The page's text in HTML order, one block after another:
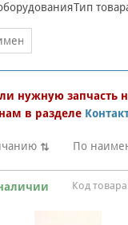
Тип
нужную запчасть
в разделе
По
Код